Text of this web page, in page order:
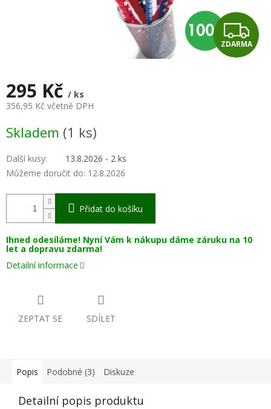
Z
D
ZDARMA
295 Kč / ks
356,95 Kč včetně DPH
cena:
Skladem (1 ks)
Další kusy:
13.8.2026 - 2 ks
Můžeme doručit do: 12.8.2026
Přidat do košíku
Ihned odesíláme! Nyní Vám k nákupu dáme záruku na 10
let a dopravu zdarma!
Detailní informace
ZEPTAT SE SDÍLET
Popis Podobné (3) Diskuze
Detailní popis produktu